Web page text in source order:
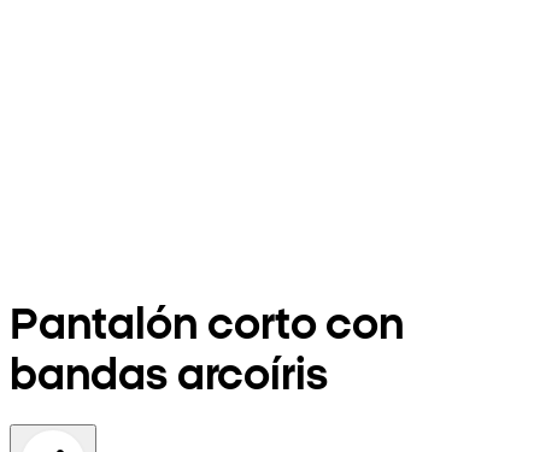
Pantalón corto con
bandas arcoíris